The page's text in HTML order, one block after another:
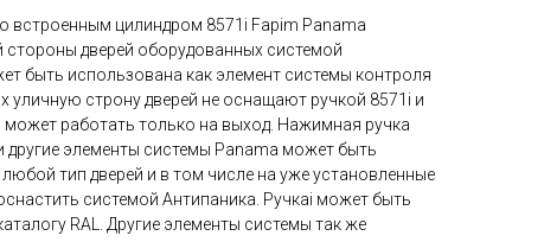
встроенным цилиндром 8571i Fapim Panama
стороны дверей оборудованных системой
быть использована как элемент системы контроля
уличную строну дверей не оснащают ручкой 8571i и
может работать только на выход. Нажимная ручка
другие элементы системы Panama может быть
тип дверей и в том числе на уже установленные
системой Антипаника. Ручкаi может быть
RAL. Другие элементы системы так же